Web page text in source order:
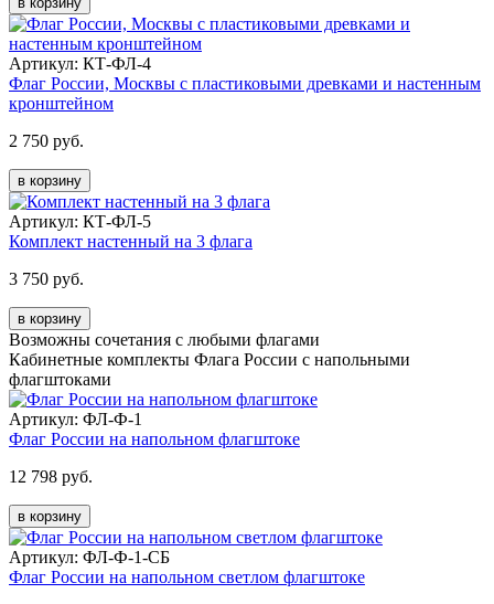
Артикул: КТ-ФЛ-4
Флаг России, Москвы с пластиковыми древками и настенным
кронштейном
2 750 руб.
в корзину
Артикул: КТ-ФЛ-5
Комплект настенный на 3 флага
3 750 руб.
в корзину
Возможны сочетания с любыми флагами
Кабинетные комплекты Флага России с напольными
флагштоками
Артикул: ФЛ-Ф-1
Флаг России на напольном флагштоке
12 798 руб.
в корзину
Артикул: ФЛ-Ф-1-СБ
Флаг России на напольном светлом флагштоке